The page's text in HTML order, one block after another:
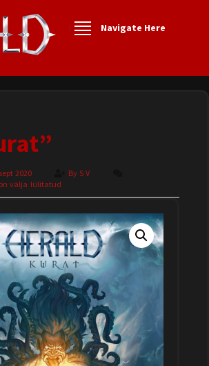
Navigate Here
2020 ByS V
välja lülitatud